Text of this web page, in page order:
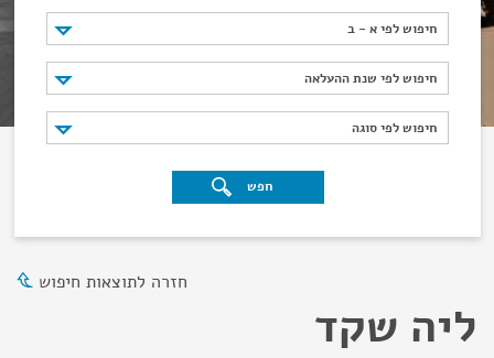
חיפוש לפי א - ב
חיפוש לפי א - ב
חיפוש לפי שנת ההעלאה
חיפוש לפי שנת ההעלאה
חיפוש לפי סוגה
חיפוש לפי סוגה
חפש
חזרה לתוצאות חיפוש
ליה שקד